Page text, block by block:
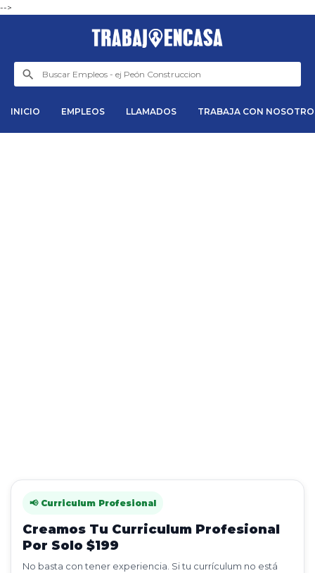
-->
INICIO EMPLEOS LLAMADOS TRABAJA CON
📢 Curriculum Profesional
Creamos Tu Curriculum Profesional
Por Solo $199
No basta con tener experiencia. Si tu currículum no está